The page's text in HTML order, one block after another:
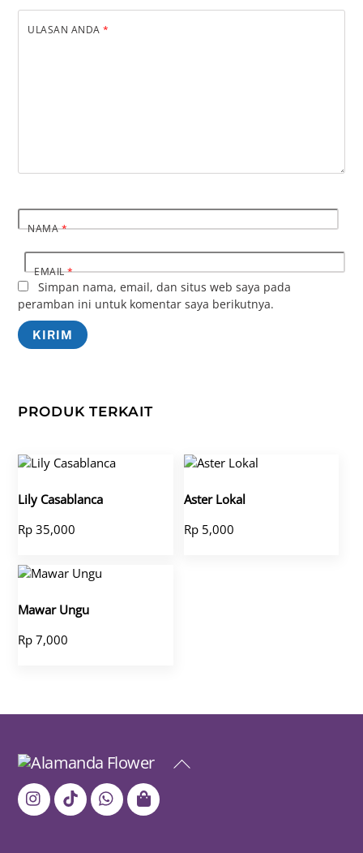
ULASAN ANDA*
NAMA*
EMAIL*
Simpan nama, email, dan situs web saya pada
peramban ini untuk komentar saya berikutnya.
PRODUK TERKAIT
Lily Casablanca
Rp 35,000
Aster Lokal
Rp5,000
Mawar Ungu
Rp 7,000
Back